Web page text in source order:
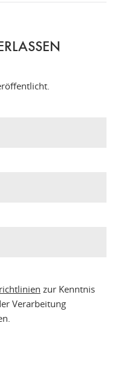
zur Kenntnis
Verarbeitung